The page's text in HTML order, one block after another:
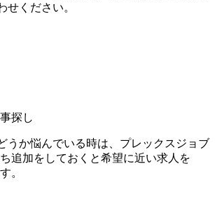
せください。
探し
うか悩んでいる時は、プレックスジョブ
追加をしておくと希望に近い求人を
。